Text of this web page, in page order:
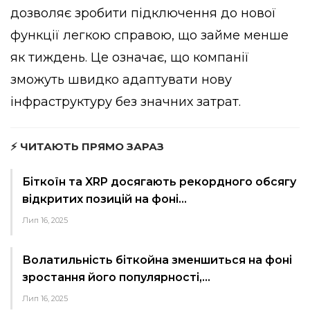
дозволяє зробити підключення до нової
функції легкою справою, що займе менше
як тиждень. Це означає, що компанії
зможуть швидко адаптувати нову
інфраструктуру без значних затрат.
⚡ ЧИТАЮТЬ ПРЯМО ЗАРАЗ
Біткоїн та XRP досягають рекордного обсягу
відкритих позицій на фоні…
Лип 16, 2025
Волатильність біткойна зменшиться на фоні
зростання його популярності,…
Лип 16, 2025